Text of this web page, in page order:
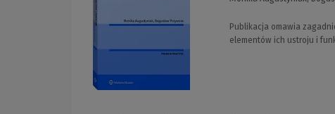
Publikacja omawia
elementów ich ustroju i